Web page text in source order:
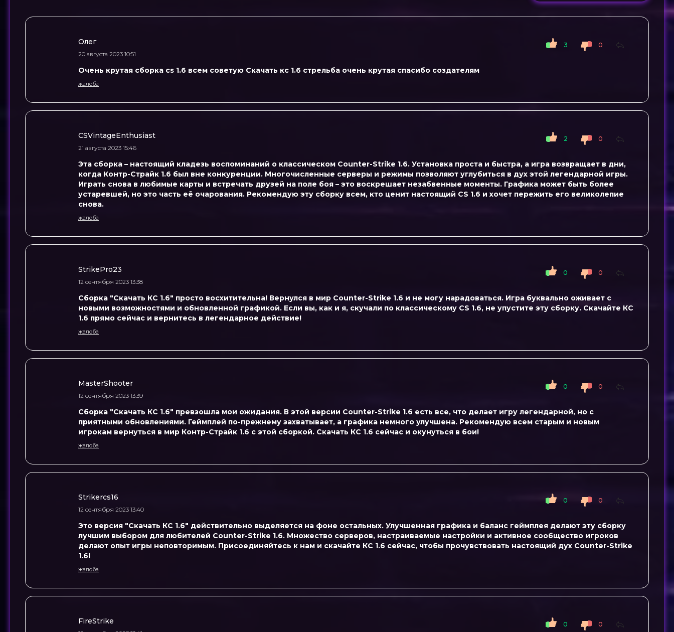
Олег
20 августа 2023 10:51
3 0
Очень крутая сборка cs 1.6 всем советую Скачать кс 1.6 стрельба очень крутая спасибо создателям
жалоба
CSVintageEnthusiast
21 августа 2023 15:46
2 0
Эта сборка – настоящий кладезь воспоминаний о классическом Counter-Strike 1.6. Установка проста и быстра, а игра возвращает в дни,
когда Контр-Страйк 1.6 был вне конкуренции. Многочисленные серверы и режимы позволяют углубиться в дух этой легендарной игры.
Играть снова в любимые карты и встречать друзей на поле боя – это воскрешает незабвенные моменты. Графика может быть более
устаревшей, но это часть её очарования. Рекомендую эту сборку всем, кто ценит настоящий CS 1.6 и хочет пережить его великолепие
снова.
жалоба
StrikePro23
12 сентября 2023 13:38
0 0
Сборка "Скачать КС 1.6" просто восхитительна! Вернулся в мир Counter-Strike 1.6 и не могу нарадоваться. Игра буквально оживает с
новыми возможностями и обновленной графикой. Если вы, как и я, скучали по классическому CS 1.6, не упустите эту сборку. Скачайте КС
1.6 прямо сейчас и вернитесь в легендарное действие!
жалоба
MasterShooter
12 сентября 2023 13:39
0 0
Сборка "Скачать КС 1.6" превзошла мои ожидания. В этой версии Counter-Strike 1.6 есть все, что делает игру легендарной, но с
приятными обновлениями. Геймплей по-прежнему захватывает, а графика немного улучшена. Рекомендую всем старым и новым
игрокам вернуться в мир Контр-Страйк 1.6 с этой сборкой. Скачать КС 1.6 сейчас и окунуться в бои!
жалоба
Strikercs16
12 сентября 2023 13:40
0 0
Это версия "Скачать КС 1.6" действительно выделяется на фоне остальных. Улучшенная графика и баланс геймплея делают эту сборку
лучшим выбором для любителей Counter-Strike 1.6. Множество серверов, настраиваемые настройки и активное сообщество игроков
делают опыт игры неповторимым. Присоединяйтесь к нам и скачайте КС 1.6 сейчас, чтобы прочувствовать настоящий дух Counter-Strike
1.6!
жалоба
FireStrike 0 0